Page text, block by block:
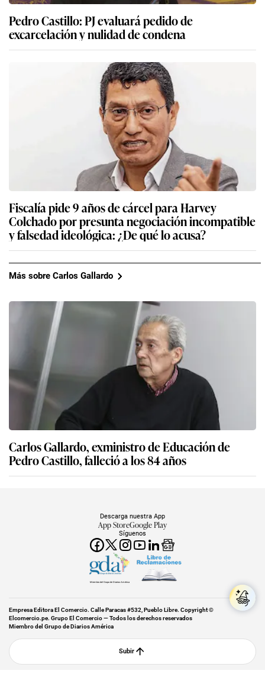
Pedro Castillo: PJ evaluará pedido de
excarcelación y nulidad de condena
Fiscalía pide 9 años de cárcel para Harvey
Colchado por presunta negociación incompatible
y falsedad ideológica: ¿De qué lo acusa?
Más sobre Carlos Gallardo
Carlos Gallardo, exministro de Educación de
Pedro Castillo, falleció a los 84 años
Síguenos
Descarga nuestra App
App StoreGoogle Play
Miembro del Grupo de Diarios América
Empresa Editora El Comercio. Calle Paracas #532, Pueblo Libre. Copyright ©
Elcomercio.pe. Grupo El Comercio — Todos los derechos reservados
Miembro del Grupo de Diarios América
Subir